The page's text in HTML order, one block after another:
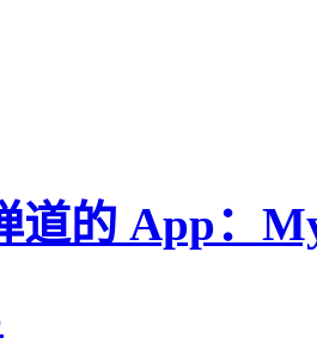
道的 App：